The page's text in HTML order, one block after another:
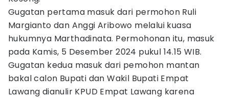
Gugatan pertama masuk dari permohon Ruli
Margianto dan Anggi Aribowo melalui kuasa
hukumnya Marthadinata. Permohonan itu, masuk
pada Kamis, 5 Desember 2024 pukul 14.15 WIB.
Gugatan kedua masuk dari pemohon mantan
bakal calon Bupati dan Wakil Bupati Empat
Lawang dianulir KPUD Empat Lawang karena